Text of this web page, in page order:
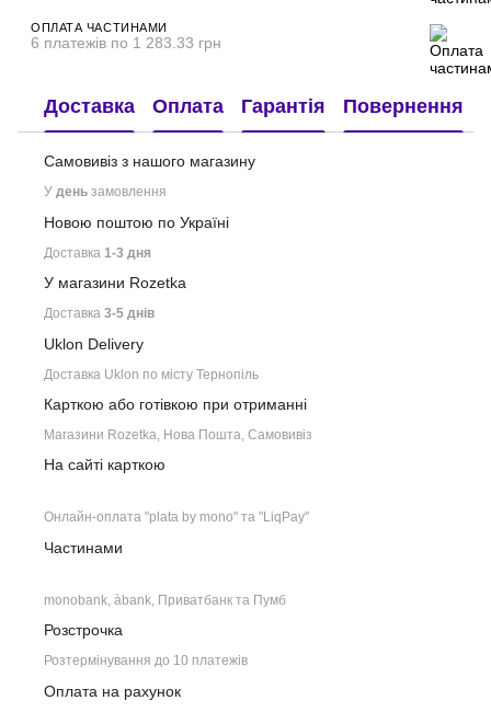
ОПЛАТА ЧАСТИНАМИ
6 платежів по 1 283.33 грн
Доставка Оплата Гарантія Повернення
Самовивіз з нашого магазину
У день замовлення
Новою поштою по Україні
Доставка 1-3 дня
У магазини Rozetka
Доставка 3-5 днів
Uklon Delivery
Доставка Uklon по місту Тернопіль
Карткою або готівкою при отриманні
Магазини Rozetka, Нова Пошта, Самовивіз
На сайті карткою
Онлайн-оплата "plata by mono" та "LiqPay"
Частинами
monobank, àbank, Приватбанк та Пумб
Розстрочка
Розтермінування до 10 платежів
Оплата на рахунок